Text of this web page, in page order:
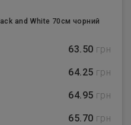
and White 70см чорний
63.50 грн
64.25 грн
64.95 грн
65.70 грн